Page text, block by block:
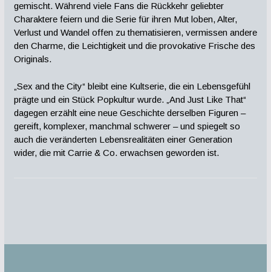
gemischt. Während viele Fans die Rückkehr geliebter
Charaktere feiern und die Serie für ihren Mut loben, Alter,
Verlust und Wandel offen zu thematisieren, vermissen andere
den Charme, die Leichtigkeit und die provokative Frische des
Originals.
„Sex and the City“ bleibt eine Kultserie, die ein Lebensgefühl
prägte und ein Stück Popkultur wurde. „And Just Like That“
dagegen erzählt eine neue Geschichte derselben Figuren –
gereift, komplexer, manchmal schwerer – und spiegelt so
auch die veränderten Lebensrealitäten einer Generation
wider, die mit Carrie & Co. erwachsen geworden ist.